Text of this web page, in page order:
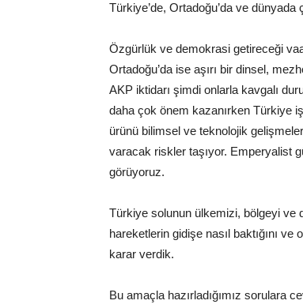
Türkiye’de, Ortadoğu’da ve
Özgürlük ve demokrasi getireceği
Ortadoğu’da ise aşırı bir dinsel,
AKP iktidarı şimdi onlarla kavgalı
daha çok önem kazanırken Türkiye
ürünü bilimsel ve teknolojik
varacak riskler taşıyor. Emperyalist
görüyoruz.
Türkiye solunun ülkemizi, bölgeyi ve
hareketlerin gidişe nasıl baktığını
karar verdik.
Bu amaçla hazırladığımız sorulara